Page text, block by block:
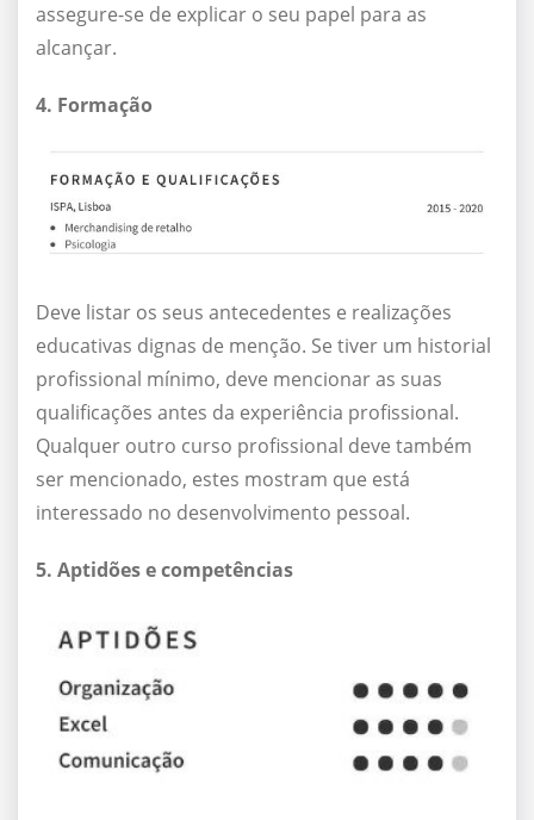
assegure-se de explicar o seu papel para as
alcançar.
4. Formação
Deve listar os seus antecedentes e realizações
educativas dignas de menção. Se tiver um historial
profissional mínimo, deve mencionar as suas
qualificações antes da experiência profissional.
Qualquer outro curso profissional deve também
ser mencionado, estes mostram que está
interessado no desenvolvimento pessoal.
5. Aptidões e competências